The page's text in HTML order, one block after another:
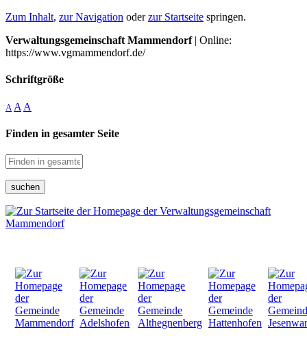
Zum Inhalt, zur Navigation oderzur Startseite springen.
Verwaltungsgemeinschaft Mammendorf| Online:
https://www.vgmammendorf.de/
Schriftgröße
A A A
Finden in gesamter Seite
suchen